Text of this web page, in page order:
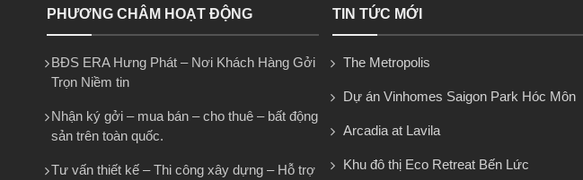
PHƯƠNG CHÂM HOẠT ĐỘNG
BĐS ERA Hưng Phát – Nơi Khách Hàng Gởi
Trọn Niềm tin
Nhận ký gởi – mua bán – cho thuê – bất động
sản trên toàn quốc.
Tư vấn thiết kế – Thi công xây dựng – Hỗ trợ
TIN TỨC MỚI
The Metropolis
Dự án Vinhomes Saigon Park Hóc Môn
Arcadia at Lavila
Khu đô thị Eco Retreat Bến Lức